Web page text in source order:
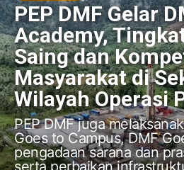
PEP DMF Gelar
Academy,
Saing dan
Masyarakat di
Wilayah Operasi
PEP DMF juga
Goes to Campus, DMF
pengadaan sarana dan
serta perbaikan